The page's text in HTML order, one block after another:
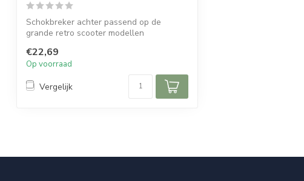
Schokbreker achter passend op de
grande retro scooter modellen
€22,69
Op voorraad
Vergelijk